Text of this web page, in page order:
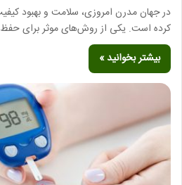
در جهان مدرن امروزی، سلامت و بهبود
کرده است. یکی از روش‌های موثر برای
بیشتر بخوانید »